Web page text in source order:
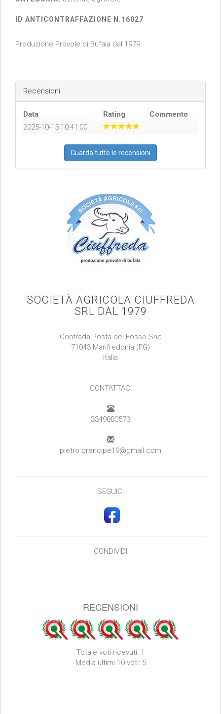
ID ANTICONTRAFFAZIONE N.16027
Produzione Provole di Bufala dal 1979
Recensioni
Data Rating
Commento
2025-10-15 10:41:00
Guarda tutte le recensioni
SOCIETÀ AGRICOLA CIUFFREDA
SRL DAL 1979
Contrada Posta del Fosso Snc
71043 Manfredonia (FG)
Italia
CONTATTACI
3349880573
pietro.prencipe19@gmail.com
SEGUICI
CONDIVIDI
RECENSIONI
Totale voti ricevuti: 1
Media ultimi 10 voti: 5